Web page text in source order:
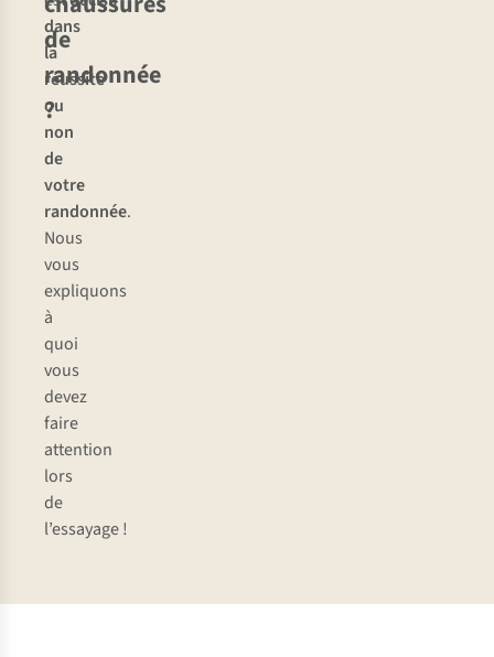
de
randonnée
?
dans
la
réussite
ou
non
de
votre
randonnée.
Nous
vous
expliquons
à
quoi
vous
devez
faire
attention
lors
de
l’essayage !